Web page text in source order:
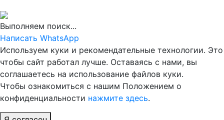
Выполняем поиск...
Написать WhatsApp
Используем куки и рекомендательные технологии. Это
чтобы сайт работал лучше. Оставаясь с нами, вы
соглашаетесь на использование файлов куки.
Чтобы ознакомиться с нашим Положением о
конфиденциальности нажмите здесь.